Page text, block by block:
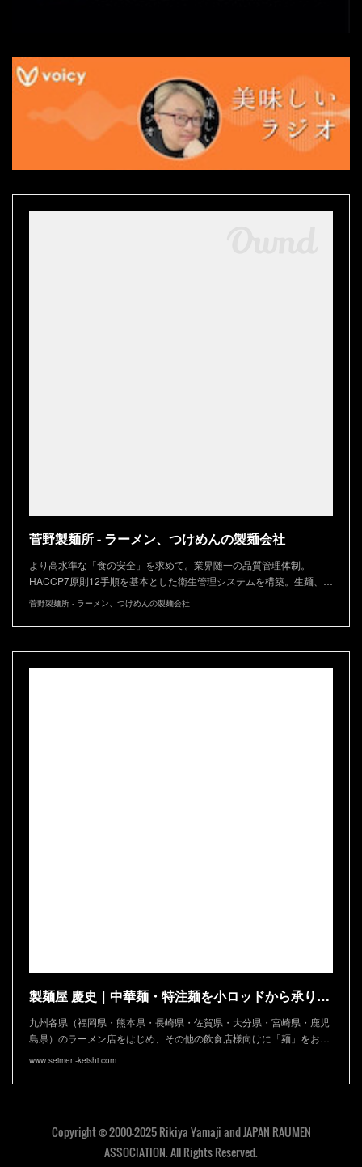
菅野製麺所 - ラーメン、つけめんの製麺会社
より高水準な「食の安全」を求めて。業界随一の品質管理体制。
HACCP7原則12手順を基本とした衛生管理システムを構築。生麺、…
菅野製麺所 - ラーメン、つけめんの製麺会社
製麺屋 慶史｜中華麺・特注麺を小ロッドから承ります
九州各県（福岡県・熊本県・長崎県・佐賀県・大分県・宮崎県・鹿児
島県）のラーメン店をはじめ、その他の飲食店様向けに「麺」をお…
www.seimen-keishi.com
Copyright © 2000-2025 Rikiya Yamaji and JAPAN RAUMEN
ASSOCIATION. All Rights Reserved.